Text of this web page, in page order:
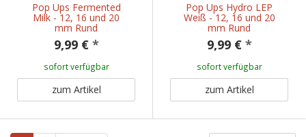
Pop Ups Fermented
Milk - 12, 16 und 20
mm Rund
9,99 € *
sofort verfügbar
zum Artikel
Pop Ups Hydro LEP
Weiß - 12, 16 und 20
mm Rund
9,99 € *
sofort verfügbar
zum Artikel